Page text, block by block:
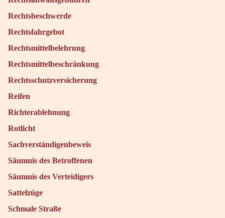
Rechtsbeschwerde
Rechtsfahrgebot
Rechtsmittelbelehrung
Rechtsmittelbeschränkung
Rechtsschutzversicherung
Reifen
Richterablehnung
Rotlicht
Sachverständigenbeweis
Säumnis des Betroffenen
Säumnis des Verteidigers
Sattelzüge
Schmale Straße